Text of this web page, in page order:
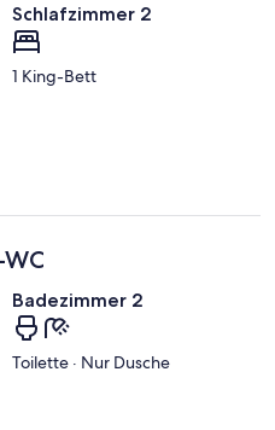
Schlafzimmer 2
1 King-Bett
Badezimmer 2
Toilette · Nur Dusche